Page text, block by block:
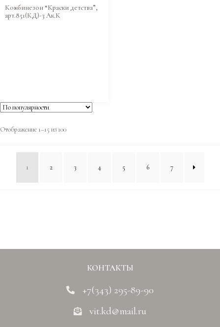
Комбинезон “Краски детства”,
арт.851(КД)-3 Ак.К
Отображение 1–15 из 100
1 2 3 4 5 6 7
КОНТАКТЫ
+7(343) 295-89-90
vit.kd@mail.ru